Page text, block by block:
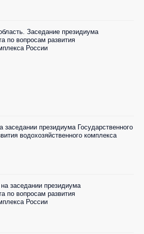
Заседание президиума
по вопросам развития
России
заседании президиума Государственного
водохозяйственного комплекса
заседании президиума
по вопросам развития
России